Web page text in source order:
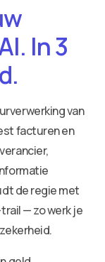
In 3
van
facturen en
de regie met
— zo werk je